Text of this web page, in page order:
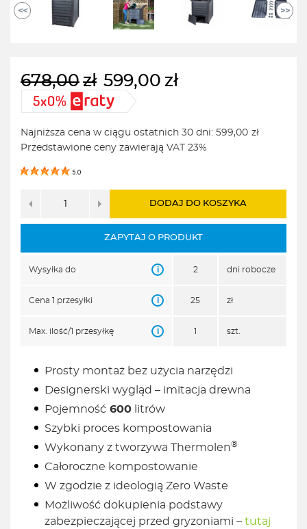
<< >>
678,00 zł
Pierwotna
cena
wynosiła:
678,00zł.
599,00 zł
Aktualna
cena
wynosi:
599,00zł.
Najniższa cena w ciągu ostatnich 30 dni: 599,00 zł
Przedstawione ceny zawierają VAT 23%
5.0
DODAJ DO KOSZYKA
ZAPYTAJ O PRODUKT
Wysyłka do i 2 dni robocze
Cena 1 przesyłki i 25 zł
Max. ilość/1 przesyłkę i 1 szt.
Prosty montaż bez użycia narzędzi
Designerski wygląd – imitacja drewna
Pojemność 600 litrów
Szybki proces kompostowania
Wykonany z tworzywa Thermolen®
Całoroczne kompostowanie
W zgodzie z ideologią Zero Waste
Możliwość dokupienia podstawy
zabezpieczającej przed gryzoniami – tutaj